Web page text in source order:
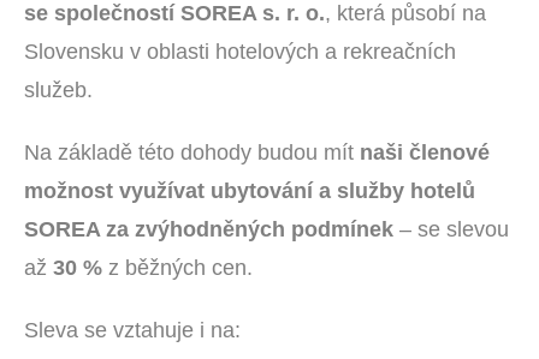
se společností SOREA s. r. o., která působí na
Slovensku v oblasti hotelových a rekreačních
služeb.
Na základě této dohody budou mít naši členové
možnost využívat ubytování a služby hotelů
SOREA za zvýhodněných podmínek – se slevou
až 30 % z běžných cen.
Sleva se vztahuje i na: